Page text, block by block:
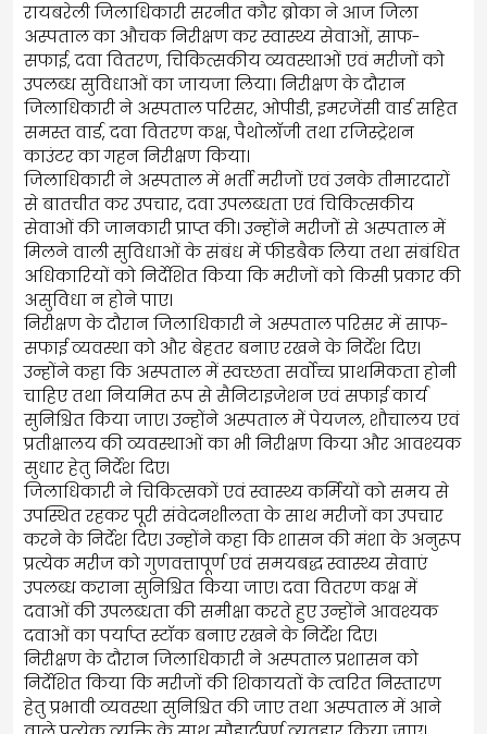
रायबरेली जिलाधिकारी सरनीत कौर ब्रोका ने आज जिला
अस्पताल का औचक निरीक्षण कर स्वास्थ्य सेवाओं, साफ-
सफाई, दवा वितरण, चिकित्सकीय व्यवस्थाओं एवं मरीजों को
उपलब्ध सुविधाओं का जायजा लिया। निरीक्षण के दौरान
जिलाधिकारी ने अस्पताल परिसर, ओपीडी, इमरजेंसी वार्ड सहित
समस्त वार्ड, दवा वितरण कक्ष, पैथोलॉजी तथा रजिस्ट्रेशन
काउंटर का गहन निरीक्षण किया।
जिलाधिकारी ने अस्पताल में भर्ती मरीजों एवं उनके तीमारदारों
से बातचीत कर उपचार, दवा उपलब्धता एवं चिकित्सकीय
सेवाओं की जानकारी प्राप्त की। उन्होंने मरीजों से अस्पताल में
मिलने वाली सुविधाओं के संबंध में फीडबैक लिया तथा संबंधित
अधिकारियों को निर्देशित किया कि मरीजों को किसी प्रकार की
असुविधा न होने पाए।
निरीक्षण के दौरान जिलाधिकारी ने अस्पताल परिसर में साफ-
सफाई व्यवस्था को और बेहतर बनाए रखने के निर्देश दिए।
उन्होंने कहा कि अस्पताल में स्वच्छता सर्वोच्च प्राथमिकता होनी
चाहिए तथा नियमित रूप से सैनिटाइजेशन एवं सफाई कार्य
सुनिश्चित किया जाए। उन्होंने अस्पताल में पेयजल, शौचालय एवं
प्रतीक्षालय की व्यवस्थाओं का भी निरीक्षण किया और आवश्यक
सुधार हेतु निर्देश दिए।
जिलाधिकारी ने चिकित्सकों एवं स्वास्थ्य कर्मियों को समय से
उपस्थित रहकर पूरी संवेदनशीलता के साथ मरीजों का उपचार
करने के निर्देश दिए। उन्होंने कहा कि शासन की मंशा के अनुरूप
प्रत्येक मरीज को गुणवत्तापूर्ण एवं समयबद्ध स्वास्थ्य सेवाएं
उपलब्ध कराना सुनिश्चित किया जाए। दवा वितरण कक्ष में
दवाओं की उपलब्धता की समीक्षा करते हुए उन्होंने आवश्यक
दवाओं का पर्याप्त स्टॉक बनाए रखने के निर्देश दिए।
निरीक्षण के दौरान जिलाधिकारी ने अस्पताल प्रशासन को
निर्देशित किया कि मरीजों की शिकायतों के त्वरित निस्तारण
हेतु प्रभावी व्यवस्था सुनिश्चित की जाए तथा अस्पताल में आने